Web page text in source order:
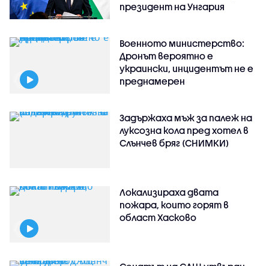
президент на Унгария
Военното министерство:
Дронът вероятно е
украински, инцидентът не е
преднамерен
Задържаха мъж за палеж на
луксозна кола пред хотел в
Слънчев бряг (СНИМКИ)
Локализираха двата
пожара, които горят в
област Хасково